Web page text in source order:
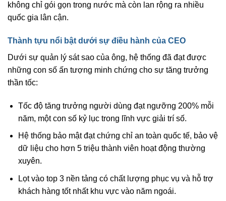
không chỉ gói gọn trong nước mà còn lan rộng ra nhiều
quốc gia lân cận.
Thành tựu nổi bật dưới sự điều hành của CEO
Dưới sự quản lý sát sao của ông, hệ thống đã đạt được
những con số ấn tượng minh chứng cho sự tăng trưởng
thần tốc:
Tốc độ tăng trưởng người dùng đạt ngưỡng 200% mỗi
năm, một con số kỷ lục trong lĩnh vực giải trí số.
Hệ thống bảo mật đạt chứng chỉ an toàn quốc tế, bảo vệ
dữ liệu cho hơn 5 triệu thành viên hoạt động thường
xuyên.
Lọt vào top 3 nền tảng có chất lượng phục vụ và hỗ trợ
khách hàng tốt nhất khu vực vào năm ngoái.